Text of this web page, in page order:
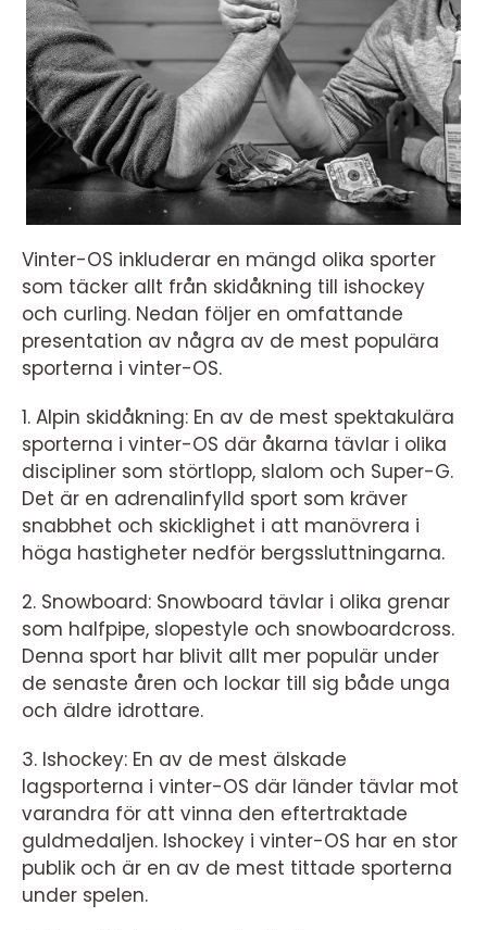
Vinter-OS inkluderar en mängd olika sporter
som täcker allt från skidåkning till ishockey
och curling. Nedan följer en omfattande
presentation av några av de mest populära
sporterna i vinter-OS.
1. Alpin skidåkning: En av de mest spektakulära
sporterna i vinter-OS där åkarna tävlar i olika
discipliner som störtlopp, slalom och Super-G.
Det är en adrenalinfylld sport som kräver
snabbhet och skicklighet i att manövrera i
höga hastigheter nedför bergssluttningarna.
2. Snowboard: Snowboard tävlar i olika grenar
som halfpipe, slopestyle och snowboardcross.
Denna sport har blivit allt mer populär under
de senaste åren och lockar till sig både unga
och äldre idrottare.
3. Ishockey: En av de mest älskade
lagsporterna i vinter-OS där länder tävlar mot
varandra för att vinna den eftertraktade
guldmedaljen. Ishockey i vinter-OS har en stor
publik och är en av de mest tittade sporterna
under spelen.